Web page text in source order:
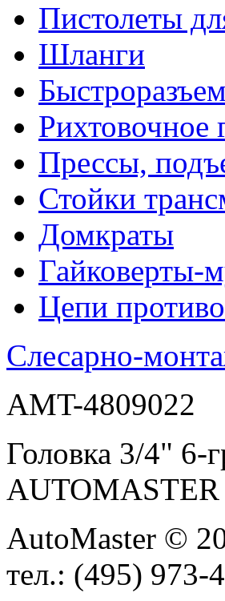
Пистолеты
Шланги
Рихтовочное
Прессы,
Стойки
Домкраты
Гайковерты-
Цепи
Слесарно-
AMT-4809022
Головка 3/4" 6-
AUTOMASTER
AutoMaster ©
тел.: (495) 973-